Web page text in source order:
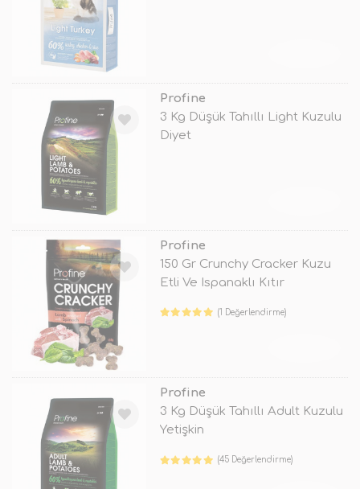
Profine
3 Kg Düşük Tahıllı Light Kuzulu
Diyet
Profine
150 Gr Crunchy Cracker Kuzu
Etli Ve Ispanaklı Kıtır
(1 Değerlendirme)
Profine
3 Kg Düşük Tahıllı Adult Kuzulu
Yetişkin
(45 Değerlendirme)